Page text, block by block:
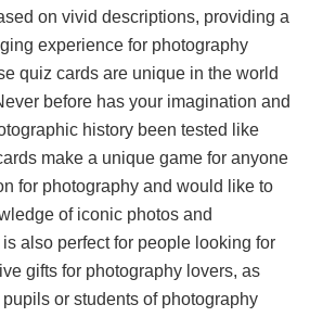
on vivid descriptions, providing a
experience for photography
quiz cards are unique in the world
before has your imagination and
history been tested like
make a unique game for anyone
for photography and would like to
of iconic photos and
also perfect for people looking for
gifts for photography lovers, as
or students of photography